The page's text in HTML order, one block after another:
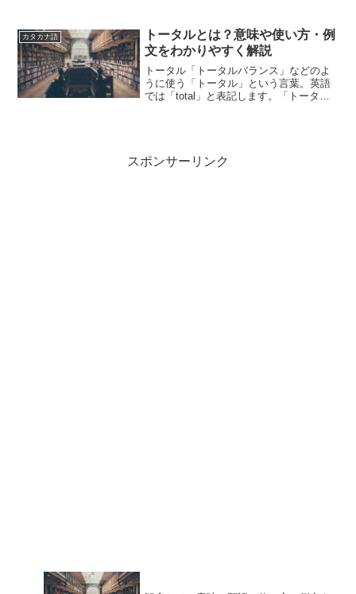
い方や類語について、小説などの用例を
紹介しながら、わかりやすく...
カタカナ語
トータルとは？意味や使い方・例
文をわかりやすく解説
トータル「トータルバランス」などのよ
うに使う「トータル」という言葉。英語
では「total」と表記します。「トータ
スポンサーリンク